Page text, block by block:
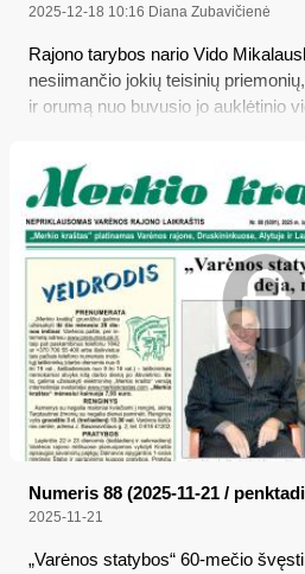
2025-12-18 10:16 Diana Zubavičienė
Rajono tarybos nario Vido
nesiimančio jokių teisinių
ir orumą nuo buvusio jo auklėtinio
etikos požiūriu dar kartą vertins
komisija, gavusi pakartotinį
Mikalausko auklėtinis kreipėsi net į
prašymu išaiškinti - kaip jam, „LR
įrodyti savo tiesą teisme, nes jis
dėl suėjusio senaties termino...
Numeris 88 (2025-11-21 /
2025-11-21
„Varėnos statybos“ 60-mečio